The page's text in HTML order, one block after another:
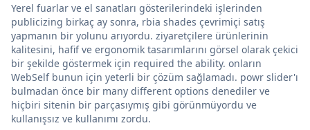
Yerel fuarlar ve el sanatları gösterilerindeki işlerinden
publicizing birkaç ay sonra, rbia shades çevrimiçi satış
yapmanın bir yolunu arıyordu. ziyaretçilere ürünlerinin
kalitesini, hafif ve ergonomik tasarımlarını görsel olarak çekici
bir şekilde göstermek için required the ability. onların
WebSelf bunun için yeterli bir çözüm sağlamadı. powr slider'ı
bulmadan önce bir many different options denediler ve
hiçbiri sitenin bir parçasıymış gibi görünmüyordu ve
kullanışsız ve kullanımı zordu.